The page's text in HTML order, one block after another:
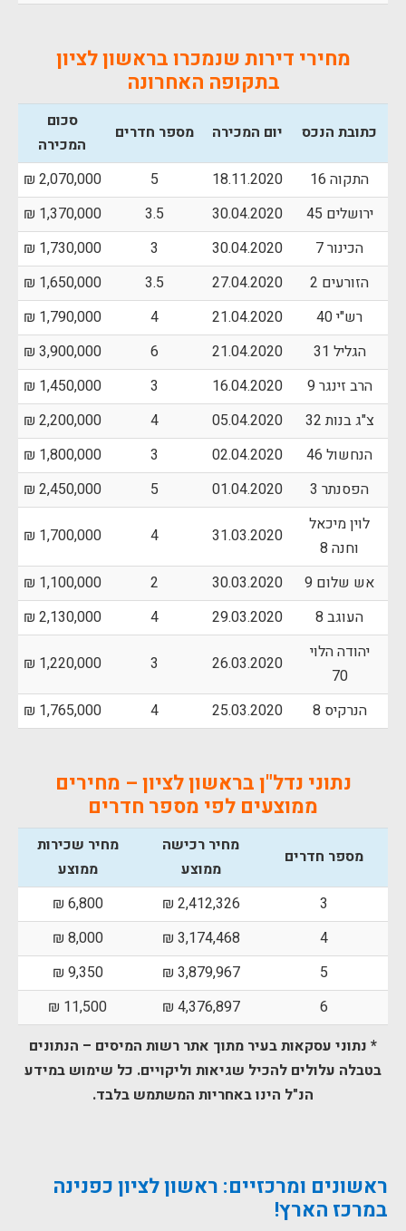
מחירי דירות שנמכרו בראשון לציון
בתקופה האחרונה
כתובת הנכס יום המכירה מספר חדרים
סכום
המכירה
התקוה 16
18.11.2020
5
2,070,000 ₪
ירושלים 45
30.04.2020
3.5
1,370,000 ₪
הכינור 7
30.04.2020
3
1,730,000 ₪
הזורעים 2
27.04.2020
3.5
1,650,000 ₪
רש"י 40
21.04.2020
4
1,790,000 ₪
הגליל 31
21.04.2020
6
3,900,000 ₪
הרב זינגר 9
16.04.2020
3
1,450,000 ₪
צ"ג בנות 32
05.04.2020
4
2,200,000 ₪
הנחשול 46
02.04.2020
3
1,800,000 ₪
הפסנתר 3
01.04.2020
5
2,450,000 ₪
לוין מיכאל
וחנה 8
31.03.2020
4
1,700,000 ₪
אש שלום 9 30.03.2020
2
1,100,000 ₪
העוגב 8
29.03.2020
4
2,130,000 ₪
יהודה הלוי
70
26.03.2020
3
1,220,000 ₪
הנרקיס 8 25.03.2020
4
1,765,000 ₪
נתוני נדל"ן בראשון לציון – מחירים
ממוצעים לפי מספר חדרים
מספר חדרים
מחיר רכישה
ממוצע
מחיר שכירות
ממוצע
3
2,412,326 ₪
6,800 ₪
4
3,174,468 ₪
8,000 ₪
5
3,879,967 ₪
9,350 ₪
6
4,376,897 ₪
11,500 ₪
* נתוני עסקאות בעיר מתוך אתר רשות המיסים – הנתונים
בטבלה עלולים להכיל שגיאות וליקויים. כל שימוש במידע
הנ"ל הינו באחריות המשתמש בלבד.
ראשונים ומרכזיים: ראשון לציון כפנינה
במרכז הארץ!